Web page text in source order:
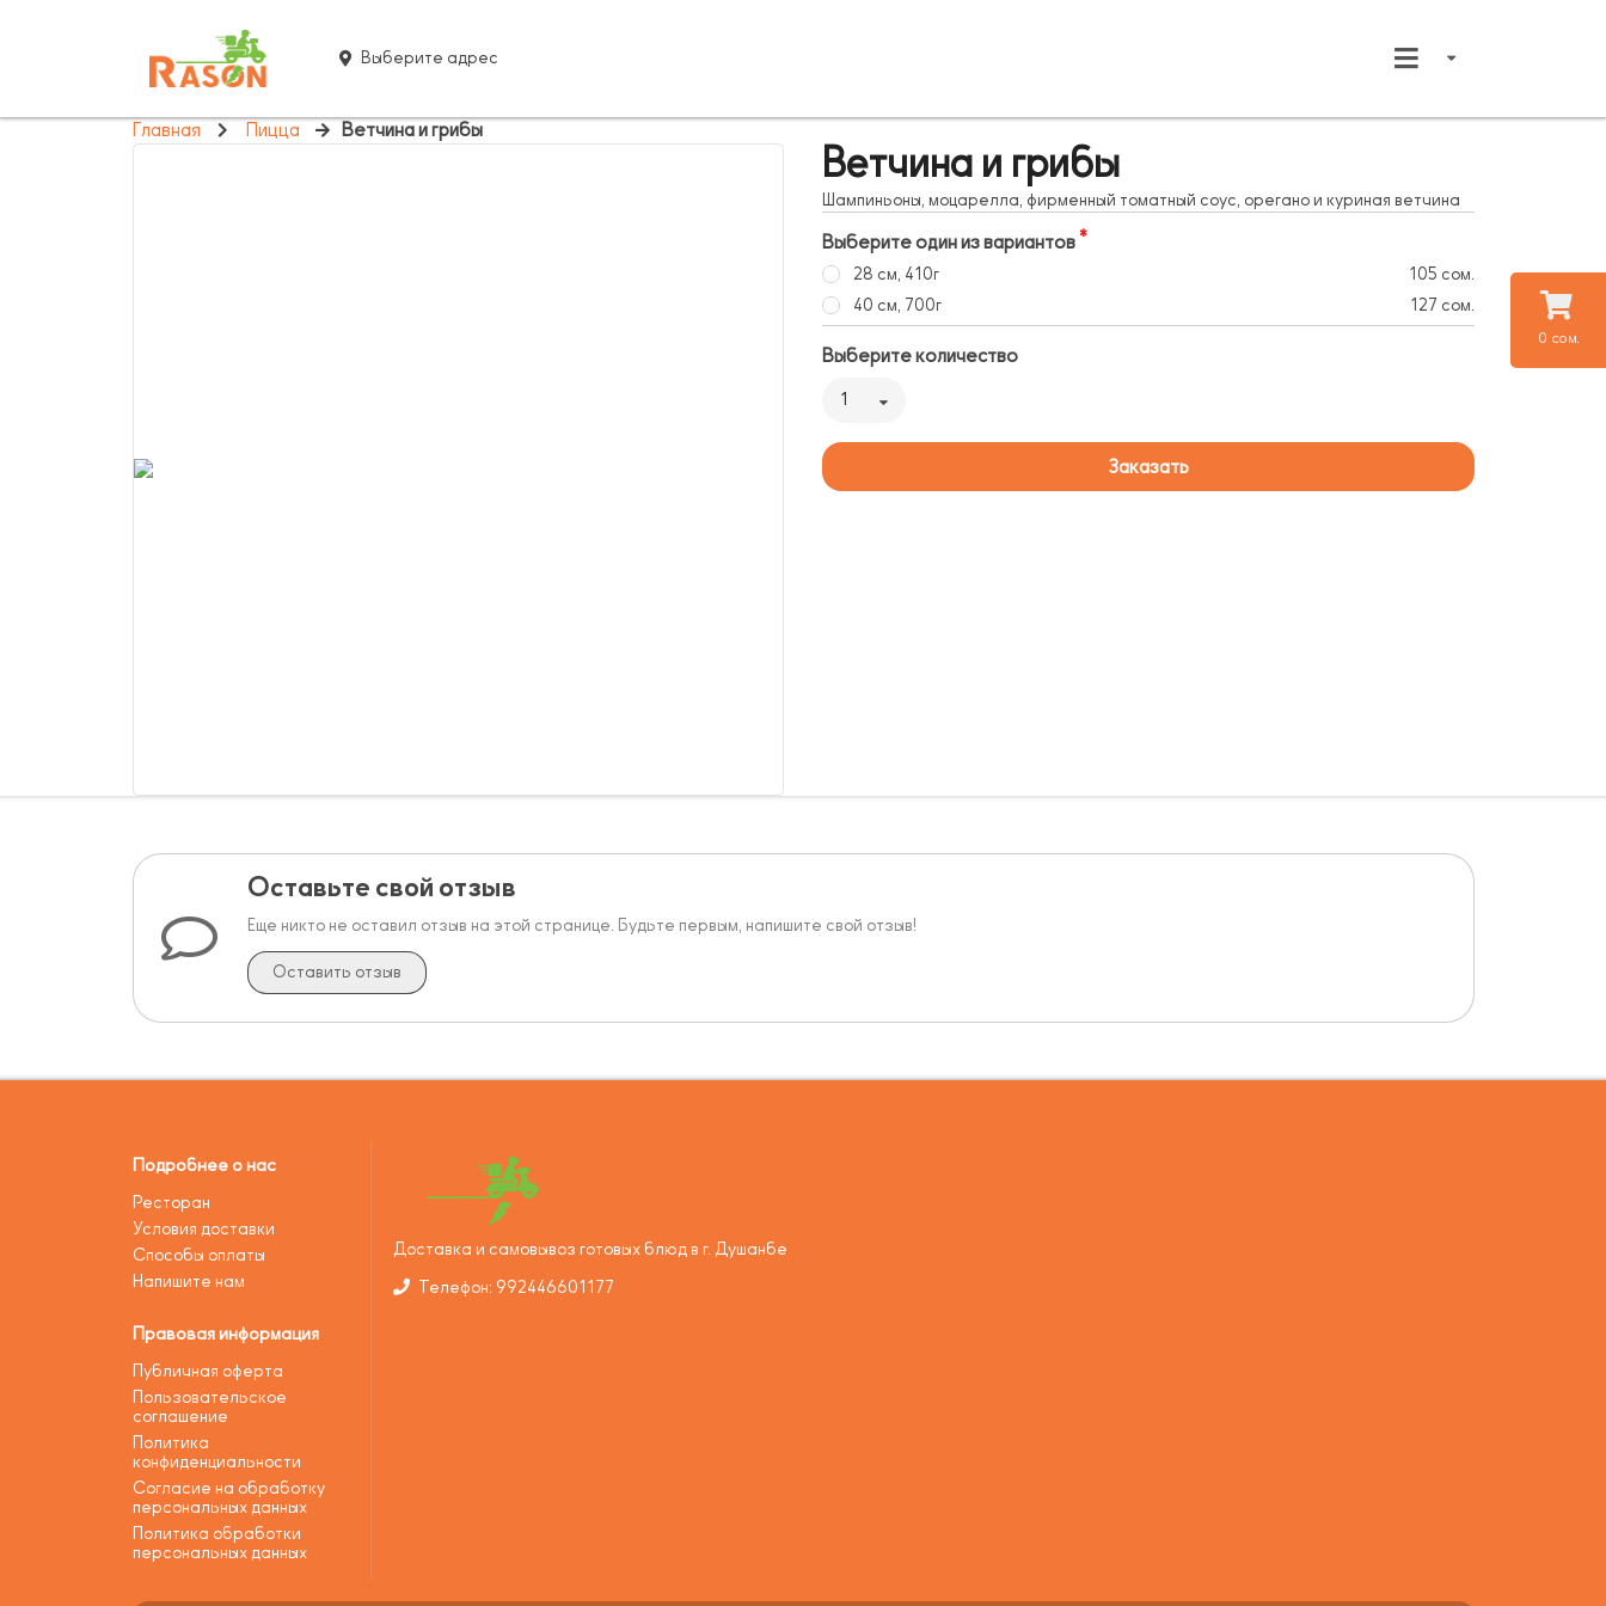
0 сом.
Выберите адрес
Главная Пицца Ветчина и грибы
Ветчина и грибы
Шампиньоны, моцарелла, фирменный томатный соус, орегано и куриная ветчина
Выберите один из вариантов
28 см, 410г
105 сом.
40 см, 700г
127 сом.
Выберите количество
1
Заказать
Оставьте свой отзыв
Еще никто не оставил отзыв на этой странице. Будьте первым, напишите свой отзыв!
Оставить отзыв
Подробнее о нас
Ресторан
Условия доставки
Способы оплаты
Напишите нам
Правовая информация
Публичная оферта
Пользовательское
соглашение
Политика
конфиденциальности
Согласие на обработку
персональных данных
Политика обработки
персональных данных
Доставка и самовывоз готовых блюд в г. Душанбе
Телефон: 992446601177